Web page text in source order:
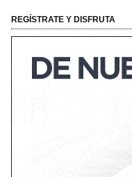
REGÍSTRATE Y DISFRUTA